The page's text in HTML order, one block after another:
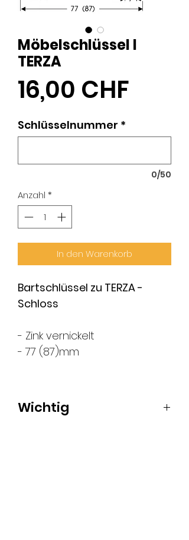
Möbelschlüssel I
TERZA
16,00 CHF
Schlüsselnummer *
0/50
Anzahl *
In den Warenkorb
Bartschlüssel zu TERZA -
Schloss
- Zink vernickelt
- 77 (87)mm
Wichtig